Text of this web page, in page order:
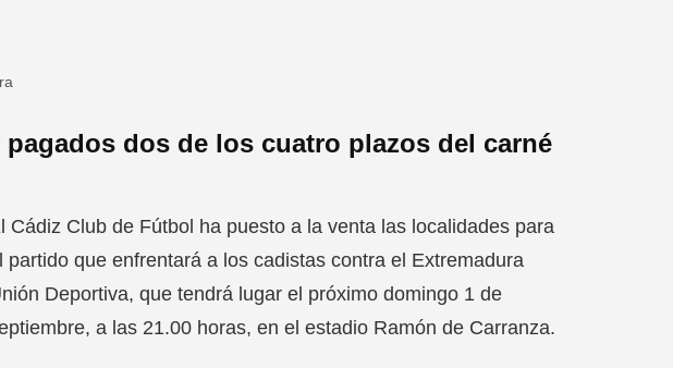
dos de los cuatro plazos del carné
Cádiz Club de Fútbol ha puesto a la venta las localidades para
partido que enfrentará a los cadistas contra el Extremadura
Deportiva, que tendrá lugar el próximo domingo 1 de
a las 21.00 horas, en el estadio Ramón de Carranza.